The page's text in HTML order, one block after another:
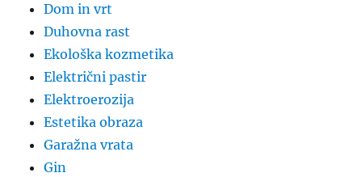
Dom in vrt
Duhovna rast
Ekološka kozmetika
Električni pastir
Elektroerozija
Estetika obraza
Garažna vrata
Gin